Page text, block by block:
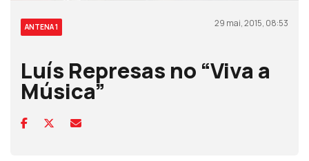
ANTENA 1 29 mai, 2015, 08:53
Luís Represas no “Viva a
Música”